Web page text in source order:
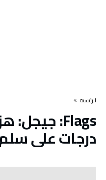
‫الرئيسية‬
Flags:
درجات على